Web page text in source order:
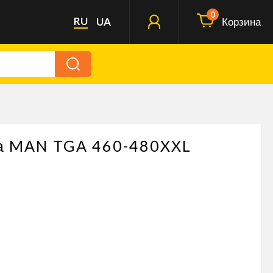
RU UA
0
Корзина
MAN TGA 460-480XXL